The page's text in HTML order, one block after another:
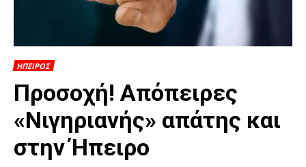
ΗΠΕΙΡΟΣ
Προσοχή! Απόπειρες
«Νιγηριανής» απάτης και
στην Ήπειρο